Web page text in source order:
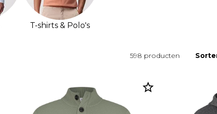
T-shirts & Polo's
598 producten